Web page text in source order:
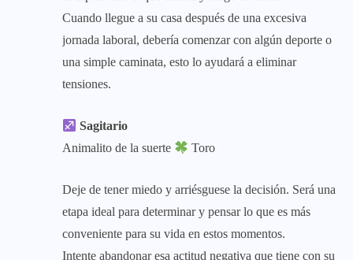
Cuando llegue a su casa después de una excesiva
jornada laboral, debería comenzar con algún deporte o
una simple caminata, esto lo ayudará a eliminar
tensiones.
Sagitario
Animalito de la suerte
Toro
Deje de tener miedo y arriésguese la decisión. Será una
etapa ideal para determinar y pensar lo que es más
conveniente para su vida en estos momentos.
Intente abandonar esa actitud negativa que tiene con su